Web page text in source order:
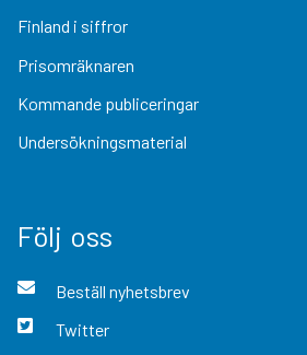
Finland i siffror
Prisomräknaren
Kommande publiceringar
Undersökningsmaterial
Följ oss
Beställ nyhetsbrev
Twitter